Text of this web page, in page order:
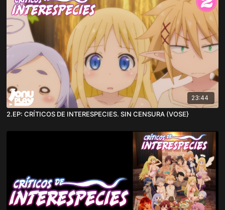
23:44
2.EP: CRÍTICOS DE INTERESPECIES. SIN CENSURA (VOSE}